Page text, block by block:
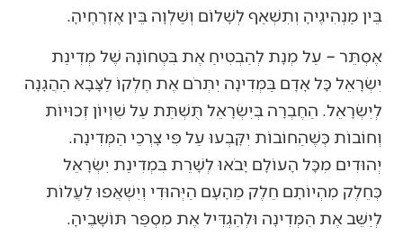
בֵּין מַנְהִיגֶיהָ וְתִשְׁאַף לְשָׁלוֹם וְשַׁלְוָה בֵּין אֶזְרָחֶיהָ.
אֶסְתֵּר – עַל מְנָת לְהַבְטִיחַ אֶת בִּטְחוֹנָהּ שֶׁל מְדִינַת
יִשְׂרָאֵל כָּל אָדָם בַּמְּדִינָה יִתְרֹם אֶת חֶלְקוֹ לַצָּבָא הַהֲגָנָה
לְיִשְׂרָאֵל. הַחֶבְרָה בְּיִשְׂרָאֵל תֻּשְׁתַּת עַל שִׁוְיוֹן זְכוּיוֹת
וְחוֹבוֹת כְּשֶׁהַחוֹבוֹת יִקָּבְעוּ עַל פִּי צָרְכֵי הַמְּדִינָה.
יְהוּדִים מִכָּל הָעוֹלָם יָבֹאוּ לְשָׁרֵת בִּמְדִינַת יִשְׂרָאֵל
כְּחֵלֶק מִהְיוֹתָם חֵלֶק מֵהָעָם הַיְּהוּדִי וְיִשְׁאֲפוּ לַעֲלוֹת
לְיַשֵּׁב אֶת הַמְּדִינָה וּלְהַגְדִּיל אֶת מִסְפַּר תּוֹשָׁבֶיהָ.